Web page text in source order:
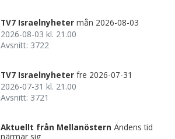
TV7 Israelnyheter mån 2026-08-03
2026-08-03 kl. 21.00
Avsnitt: 3722
TV7 Israelnyheter fre 2026-07-31
2026-07-31 kl. 21.00
Avsnitt: 3721
Aktuellt från Mellanöstern Ändens tid
närmar sig